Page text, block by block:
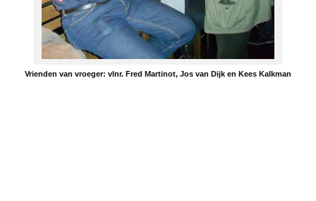
Vrienden van vroeger: vlnr. Fred Martinot, Jos van Dijk en Kees Kalkman